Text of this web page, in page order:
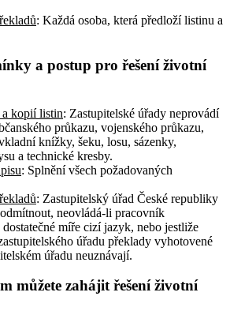
: Každá osoba, která předloží listinu a
a postup pro řešení životní
kopií listin: Zastupitelské úřady neprovádí
průkazu, vojenského průkazu,
knížky, šeku, losu, sázenky,
a technické kresby.
: Splnění všech požadovaných
: Zastupitelský úřad České republiky
neovládá-li pracovník
míře cizí jazyk, nebo jestliže
úřadu překlady vyhotovené
úřadu neuznávají.
můžete zahájit řešení životní